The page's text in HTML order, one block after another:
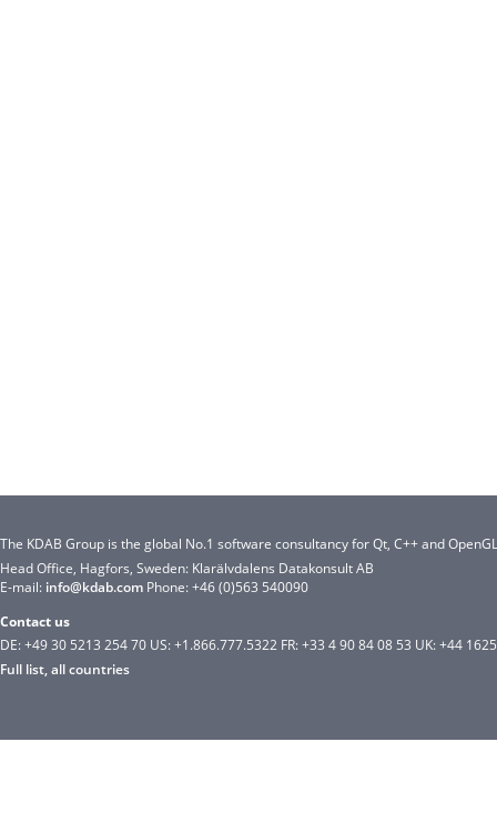
The KDAB Group is the global No.1 software consultancy for Qt, C++ and
Head Office, Hagfors, Sweden: Klarälvdalens Datakonsult AB
E-mail: info@kdab.com Phone: +46 (0)563 540090
Contact us
DE: +49 30 5213 254 70 US: +1.866.777.5322 FR: +33 4 90 84 08 53 UK: +44
Full list, all countries